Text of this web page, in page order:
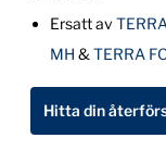
Ersatt av
MH & TERRA
Hitta din